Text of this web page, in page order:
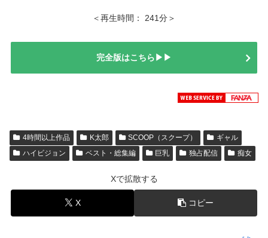
＜再生時間： 241分＞
完全版はこちら▶▶
4時間以上作品 K太郎 SCOOP（スクープ）
ギャル
ハイビジョン
ベスト・総集編 巨乳 独占配信 痴女
Xで拡散する
X コピー